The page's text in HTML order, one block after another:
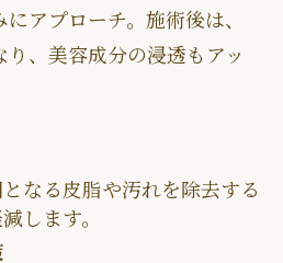
アプローチ。施術後は、
、美容成分の浸透もアッ
なる皮脂や汚れを除去する
します。